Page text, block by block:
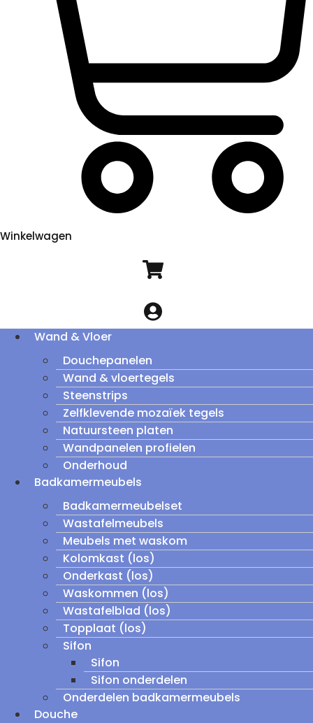
Winkelwagen
Wand & Vloer
Douchepanelen
Wand & vloertegels
Steenstrips
Zelfklevende mozaïek tegels
Natuursteen platen
Wandpanelen profielen
Onderhoud
Badkamermeubels
Badkamermeubelset
Wastafelmeubels
Meubels met waskom
Kolomkast (los)
Onderkast (los)
Waskommen (los)
Wastafelblad (los)
Topplaat (los)
Sifon
Sifon
Sifon onderdelen
Onderdelen badkamermeubels
Douche